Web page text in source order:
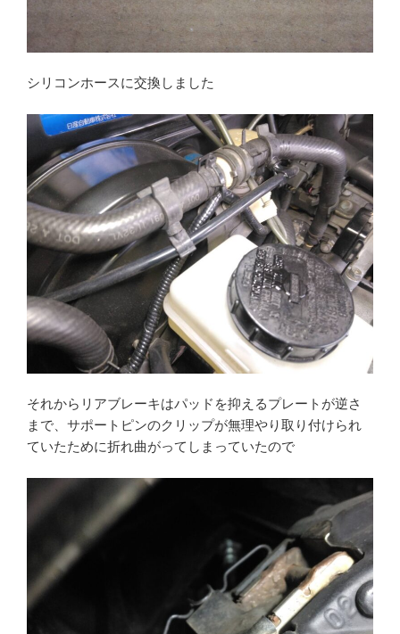
シリコンホースに交換しました
それからリアブレーキはパッドを抑えるプレートが逆さ
まで、サポートピンのクリップが無理やり取り付けられ
ていたために折れ曲がってしまっていたので